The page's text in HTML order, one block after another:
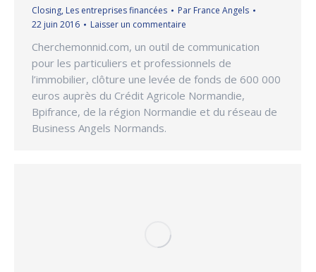
Closing, Les entreprises financées Par France Angels
22 juin 2016
Laisser un commentaire
Cherchemonnid.com, un outil de communication
pour les particuliers et professionnels de
l’immobilier, clôture une levée de fonds de 600 000
euros auprès du Crédit Agricole Normandie,
Bpifrance, de la région Normandie et du réseau de
Business Angels Normands.